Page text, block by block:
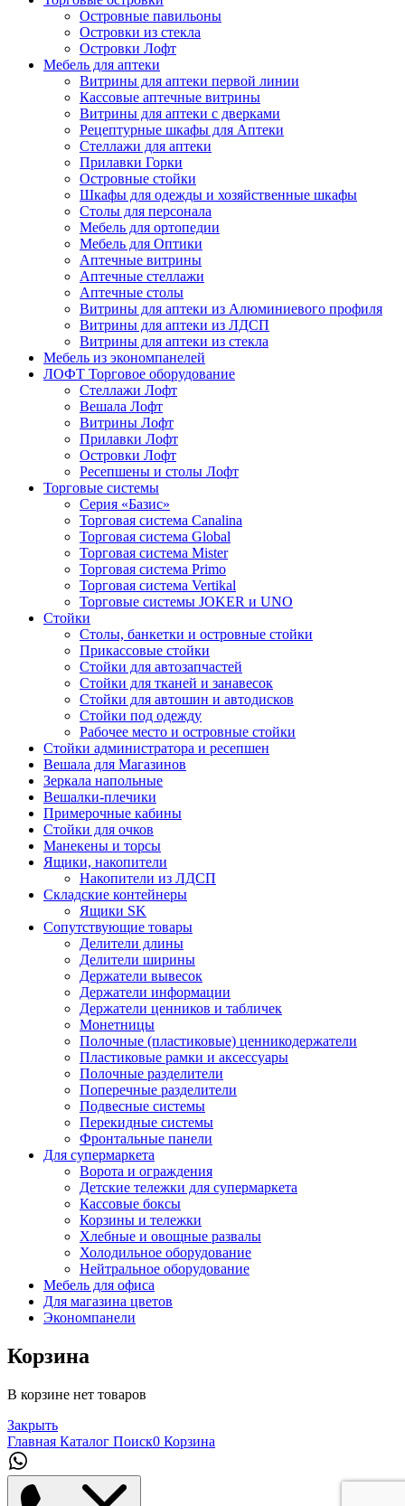
Островные павильоны
Островки из стекла
Островки Лофт
Мебель для аптеки
Витрины для аптеки первой линии
Кассовые аптечные витрины
Витрины для аптеки с дверками
Рецептурные шкафы для Аптеки
Стеллажи для аптеки
Прилавки Горки
Островные стойки
Шкафы для одежды и хозяйственные шкафы
Столы для персонала
Мебель для ортопедии
Мебель для Оптики
Аптечные витрины
Аптечные стеллажи
Аптечные столы
Витрины для аптеки из Алюминиевого профиля
Витрины для аптеки из ЛДСП
Витрины для аптеки из стекла
Мебель из экономпанелей
ЛОФТ Торговое оборудование
Стеллажи Лофт
Вешала Лофт
Витрины Лофт
Прилавки Лофт
Островки Лофт
Ресепшены и столы Лофт
Торговые системы
Серия «Базис»
Торговая система Canalina
Торговая система Global
Торговая система Mister
Торговая система Primo
Торговая система Vertikal
Торговые системы JOKER и UNO
Стойки
Столы, банкетки и островные стойки
Прикассовые стойки
Стойки для автозапчастей
Стойки для тканей и занавесок
Стойки для автошин и автодисков
Стойки под одежду
Рабочее место и островные стойки
Стойки администратора и ресепшен
Вешала для Магазинов
Зеркала напольные
Вешалки-плечики
Примерочные кабины
Стойки для очков
Манекены и торсы
Ящики, накопители
Накопители из ЛДСП
Складские контейнеры
Ящики SK
Сопутствующие товары
Делители длины
Делители ширины
Держатели вывесок
Держатели информации
Держатели ценников и табличек
Монетницы
Полочные (пластиковые) ценникодержатели
Пластиковые рамки и аксессуары
Полочные разделители
Поперечные разделители
Подвесные системы
Перекидные системы
Фронтальные панели
Для супермаркета
Ворота и ограждения
Детские тележки для супермаркета
Кассовые боксы
Корзины и тележки
Хлебные и овощные развалы
Холодильное оборудование
Нейтральное оборудование
Мебель для офиса
Для магазина цветов
Экономпанели
Корзина
В корзине нет товаров
Закрыть
Главная Каталог Поиск0 Корзина